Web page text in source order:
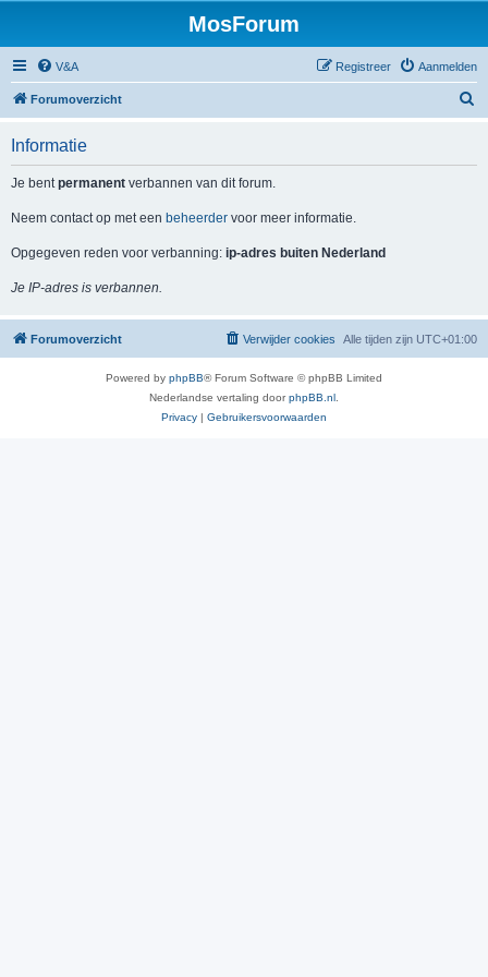
MosForum
V&A Aanmelden
Registreer
Forumoverzicht
Informatie
Je bentpermanent verbannen van dit forum.
Neem contact op met een beheerder voor meer informatie.
Opgegeven reden voor verbanning: ip-adres buiten Nederland
Je IP-adres is verbannen.
Forumoverzicht Alle tijden zijn UTC+01:00
Verwijder cookies
Powered by phpBB® Forum Software © phpBB Limited
Nederlandse vertaling doorphpBB.nl
Privacy | Gebruikersvoorwaarden